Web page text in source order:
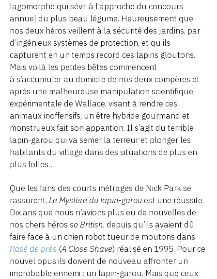
lagomorphe qui sévit à l’approche du concours
annuel du plus beau légume. Heureusement que
nos deux héros veillent à la sécurité des jardins, par
d’ingénieux systèmes de protection, et qu’ils
capturent en un temps record ces lapins gloutons.
Mais voilà les petites bêtes commencent
à s’accumuler au domicile de nos deux compères et
après une malheureuse manipulation scientifique
expérimentale de Wallace, visant à rendre ces
animaux inoffensifs, un être hybride gourmand et
monstrueux fait son apparition. Il s’agit du terrible
lapin-garou qui va semer la terreur et plonger les
habitants du village dans des situations de plus en
plus folles…
Que les fans des courts métrages de Nick Park se
rassurent, Le Mystère du lapin-garou est une réussite.
Dix ans que nous n’avions plus eu de nouvelles de
nos chers héros so British, depuis qu’ils avaient dû
faire face à un chien robot tueur de moutons dans
Rasé de près (A Close Shave) réalisé en 1995. Pour ce
nouvel opus ils doivent de nouveau affronter un
improbable ennemi : un lapin-garou. Mais que ceux